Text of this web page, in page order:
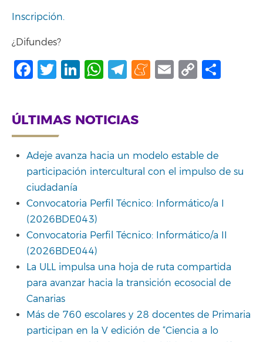
Inscripción.
¿Difundes?
Facebook
Twitter
LinkedIn
WhatsApp
Telegram
Meneame
Email
Copy
ÚLTIMAS NOTICIAS
Adeje avanza hacia un modelo estable de
participación intercultural con el impulso de su
ciudadanía
Convocatoria Perfil Técnico: Informático/a I
(2026BDE043)
Convocatoria Perfil Técnico: Informático/a II
(2026BDE044)
La ULL impulsa una hoja de ruta compartida
para avanzar hacia la transición ecosocial de
Canarias
Más de 760 escolares y 28 docentes de Primaria
participan en la V edición de “Ciencia a lo